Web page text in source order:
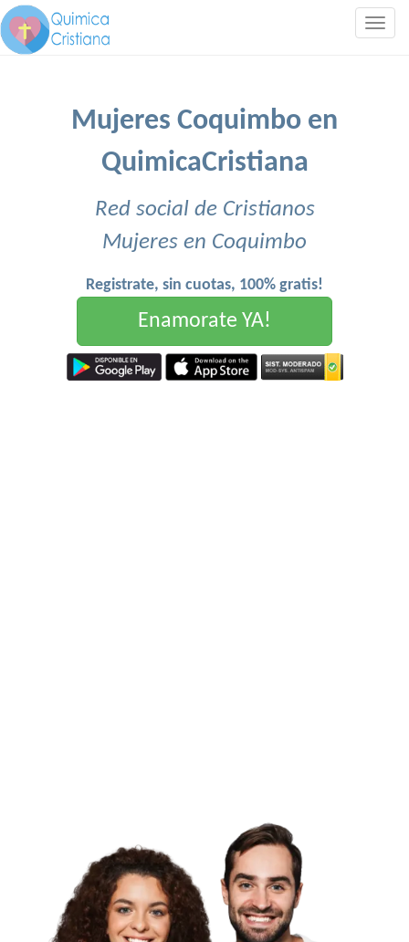
Mujeres Coquimbo en
QuimicaCristiana
Red social de Cristianos
Mujeres en Coquimbo
Registrate, sin cuotas, 100% gratis!
Enamorate YA!